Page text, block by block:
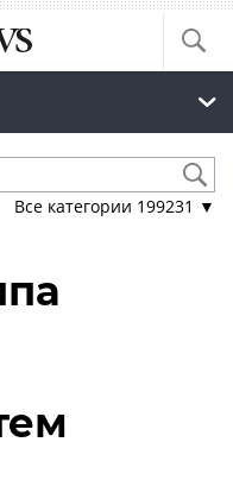
Все категории 199231 ▼